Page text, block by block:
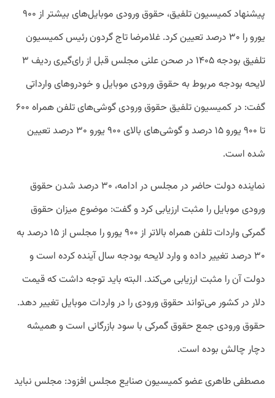
پیشنهاد کمیسیون تلفیق، حقوق ورودی موبایل‌های بیشتر از ۹۰۰
یورو را ۳۰ درصد تعیین کرد. غلامرضا تاج گردون رئیس کمیسیون
تلفیق بودجه ۱۴۰۵ در صحن علنی مجلس قبل از رای‌گیری ردیف ۳
لایحه بودجه مربوط به حقوق ورودی موبایل‌‌ و خودروهای وارداتی
گفت: در کمیسیون تلفیق حقوق ورودی گوشی‌های تلفن همراه ۶۰۰
تا ۹۰۰ یورو ۱۵ درصد و گوشی‌های بالای ۹۰۰ یورو ۳۰ درصد تعیین
شده است.
نماینده دولت حاضر در مجلس در ادامه، ۳۰ درصد شدن حقوق
ورودی موبایل را مثبت ارزیابی کرد و گفت: موضوع میزان حقوق
گمرکی واردات تلفن همراه بالاتر از ۹۰۰ یورو را مجلس از ۱۵ درصد به
۳۰ درصد تغییر داده و وارد لایحه بودجه سال آینده کرده است و
دولت آن را مثبت ارزیابی می‌کند. البته باید توجه داشت که قیمت
دلار در کشور می‌تواند حقوق ورودی را در واردات موبایل تغییر دهد.
حقوق ورودی جمع حقوق گمرکی با سود بازرگانی است و همیشه
دچار چالش بوده است.
مصطفی طاهری عضو کمیسیون صنایع مجلس افزود: مجلس نباید